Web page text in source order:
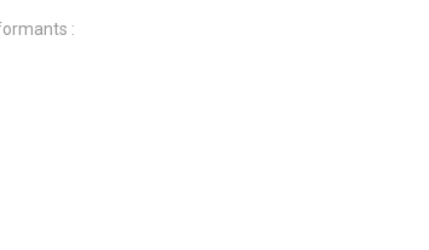
: